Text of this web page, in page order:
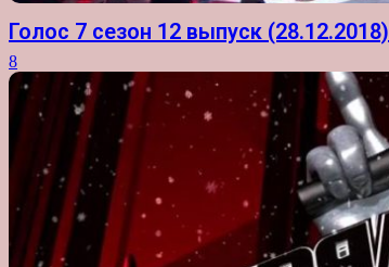
Голос 7 сезон 12 выпуск (28.12.2018)
8